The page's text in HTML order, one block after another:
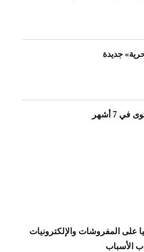
جديدة
7 أشهر
على المفروشات والإلكترونيات
الأسباب